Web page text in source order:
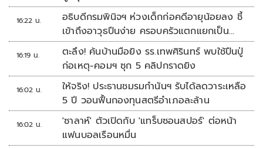
16:22 น.
อธิบดีกรมพินิจฯ ห่วงเด็กก่อคดีอายุน้อยลง ชี้
เข้าถึงอาวุธปืนง่าย ครอบครัวแตกแยกเป็น
ชนวนสำคัญ
16:19 น.
ตะลึง! ค้นบ้านมือยิง รร.เทพศิรินทร์ พบใช้ปืนปู่
ก่อเหตุ-คอมฯ ซุก 5 คลิปกราดยิง
16:02 น.
ให้จริง! ประธานชมรมกำนันฯ รับได้ลดวาระเหลือ
5 ปี วอนฟื้นกองทุนสตรีอำเภอละล้าน
16:02 น.
'ซาลาห์' ตัวเปิดกับ 'แทร็บซอนสปอร์' ต่อหน้า
แฟนบอลเรือนหมื่น